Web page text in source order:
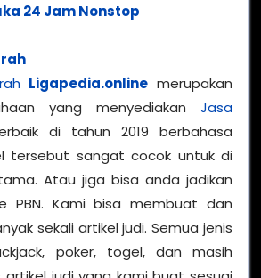
24 Jam Nonstop
Ligapedia.online merupakan
yang menyediakan Jasa
di tahun 2019 berbahasa
tersebut sangat cocok untuk di
Atau jiga bisa anda jadikan
PBN. Kami bisa membuat dan
sekali artikel judi. Semua jenis
poker, togel, dan masih